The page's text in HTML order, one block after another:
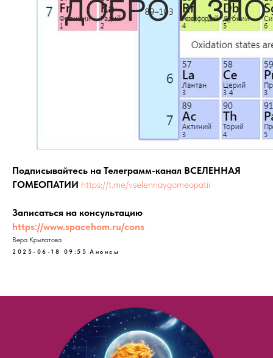
Подписывайтесь на Телеграмм-канал ВСЕЛЕННАЯ
ГОМЕОПАТИИ https://t.me/vselennaygomeopatii
Записаться на консультацию
https://www.spacehom.ru/cons
Вера Крылатова
2025-06-18 09:55 Анонсы